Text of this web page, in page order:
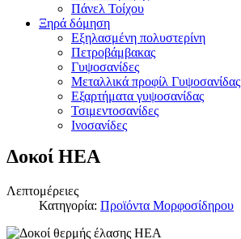
Πάνελ Τοίχου
Ξηρά δόμηση
Εξηλασμένη πολυστερίνη
Πετροβάμβακας
Γυψοσανίδες
Μεταλλικά προφίλ Γυψοσανίδας
Εξαρτήματα γυψοσανίδας
Τσιμεντοσανίδες
Ινοσανίδες
Δοκοί ΗΕΑ
Λεπτομέρειες
Κατηγορία: Προϊόντα Μορφοσίδηρου